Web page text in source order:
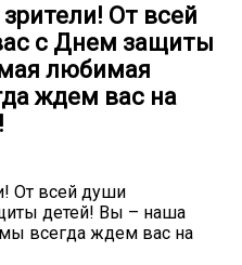
От всей
с Днем защиты
любимая
ждем вас на
От всей души
детей! Вы – наша
всегда ждем вас на